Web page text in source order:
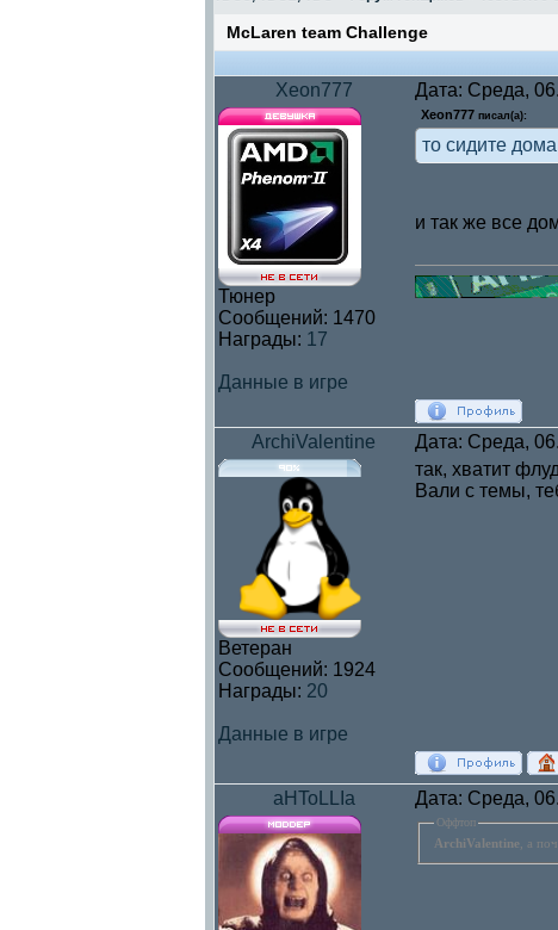
McLaren team Challenge
Xeon777 Дата: Среда,
Тюнер
Сообщений: 1470
Награды: 17
Данные в игре
Xeon777 писал(а):
то сидите
и так же все
ArchiValentine Дата: Среда,
Ветеран
Сообщений: 1924
Награды: 20
Данные в игре
так, хватит
Вали с темы,
aHToLLIa Дата: Среда,
Оффтоп
ArchiValentine , а